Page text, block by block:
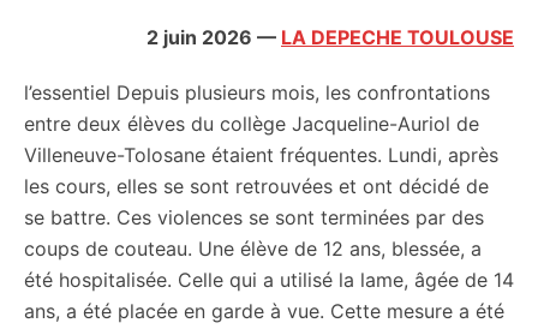
2 juin 2026 — LA DEPECHE TOULOUSE
l’essentiel Depuis plusieurs mois, les confrontations
entre deux élèves du collège Jacqueline-Auriol de
Villeneuve-Tolosane étaient fréquentes. Lundi, après
les cours, elles se sont retrouvées et ont décidé de
se battre. Ces violences se sont terminées par des
coups de couteau. Une élève de 12 ans, blessée, a
été hospitalisée. Celle qui a utilisé la lame, âgée de 14
ans, a été placée en garde à vue. Cette mesure a été